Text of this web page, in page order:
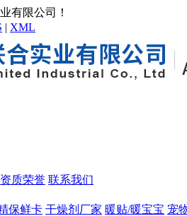
有限公司！
| XML
资质荣誉 联系我们
保鲜卡 干燥剂厂家 暖贴/暖宝宝 宠